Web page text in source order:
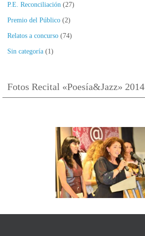
P.E. Reconciliación (27)
Premio del Público (2)
Relatos a concurso (74)
Sin categoría (1)
Fotos Recital «Poesía&Jazz» 2014